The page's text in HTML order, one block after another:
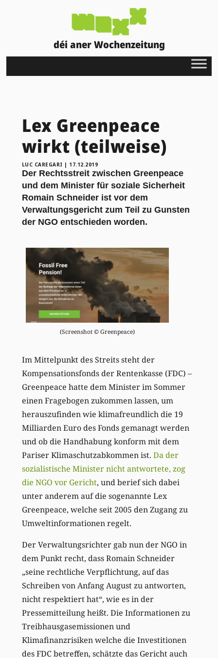
déi aner Wochenzeitung
Lex Greenpeace
wirkt (teilweise)
LUC CAREGARI | 17.12.2019
Der Rechtsstreit zwischen Greenpeace
und dem Minister für soziale Sicherheit
Romain Schneider ist vor dem
Verwaltungsgericht zum Teil zu Gunsten
der NGO entschieden worden.
(Screenshot © Greenpeace)
Im Mittelpunkt des Streits steht der
Kompensationsfonds der Rentenkasse (FDC) –
Greenpeace hatte dem Minister im Sommer
einen Fragebogen zukommen lassen, um
herauszufinden wie klimafreundlich die 19
Milliarden Euro des Fonds gemanagt werden
und ob die Handhabung konform mit dem
Pariser Klimaschutzabkommen ist. Da der
sozialistische Minister nicht antwortete, zog
die NGO vor Gericht, und berief sich dabei
unter anderem auf die sogenannte Lex
Greenpeace, welche seit 2005 den Zugang zu
Umweltinformationen regelt.
Der Verwaltungsrichter gab nun der NGO in
dem Punkt recht, dass Romain Schneider
„seine rechtliche Verpflichtung, auf das
Schreiben von Anfang August zu antworten,
nicht respektiert hat“, wie es in der
Pressemitteilung heißt. Die Informationen zu
Treibhausgasemissionen und
Klimafinanzrisiken welche die Investitionen
des FDC betreffen, schätzte das Gericht auch